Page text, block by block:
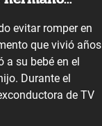
evitar romper en
que vivió años
a su bebé en el
Durante el
de TV